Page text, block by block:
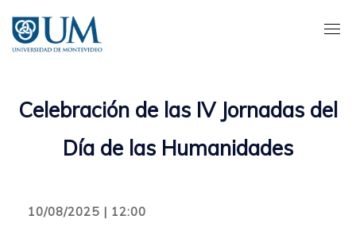
contenido
principal
Celebración de las IV Jornadas del
Día de las Humanidades
10/08/2025 | 12:00